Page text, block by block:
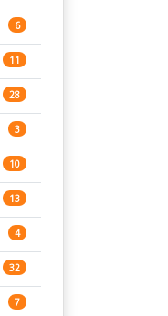
10
9
148
943
3
169
7
4
6
11
28
3
10
13
4
32
7